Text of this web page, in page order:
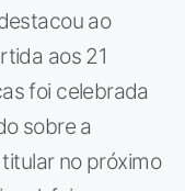
ao
aos 21
foi celebrada
sobre a
no próximo